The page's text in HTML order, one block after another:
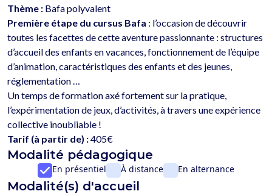
Thème : Bafa polyvalent
Première étape du cursus Bafa : l’occasion de découvrir
toutes les facettes de cette aventure passionnante : structures
d’accueil des enfants en vacances, fonctionnement de l’équipe
d’animation, caractéristiques des enfants et des jeunes,
réglementation …
Un temps de formation axé fortement sur la pratique,
l’expérimentation de jeux, d’activités, à travers une expérience
Tarif (à partir de) :405€
Modalité pédagogique
En présentiel À distance En alternance
Modalité(s) d'accueil